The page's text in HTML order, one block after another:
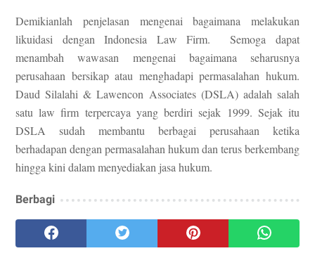
Demikianlah penjelasan mengenai bagaimana melakukan
likuidasi dengan Indonesia Law Firm. Semoga dapat
menambah wawasan mengenai bagaimana seharusnya
perusahaan bersikap atau menghadapi permasalahan hukum.
Daud Silalahi & Lawencon Associates (DSLA) adalah salah
satu law firm terpercaya yang berdiri sejak 1999. Sejak itu
DSLA sudah membantu berbagai perusahaan ketika
berhadapan dengan permasalahan hukum dan terus berkembang
hingga kini dalam menyediakan jasa hukum.
Berbagi